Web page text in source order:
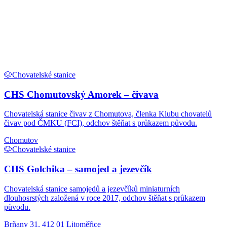
🐶Chovatelské stanice
CHS Chomutovský Amorek – čivava
Chovatelská stanice čivav z Chomutova, členka Klubu chovatelů
čivav pod ČMKU (FCI), odchov štěňat s průkazem původu.
Chomutov
🐶Chovatelské stanice
CHS Golchika – samojed a jezevčík
Chovatelská stanice samojedů a jezevčíků miniaturních
dlouhosrstých založená v roce 2017, odchov štěňat s průkazem
původu.
Brňany 31, 412 01 Litoměřice